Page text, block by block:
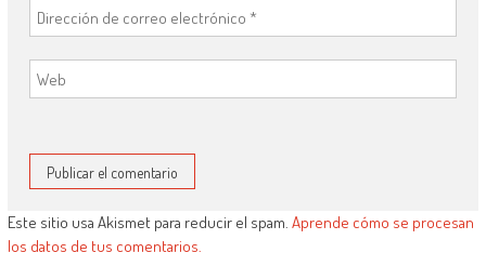
Este sitio usa Akismet para reducir el spam. Aprende cómo se procesan
los datos de tus comentarios.